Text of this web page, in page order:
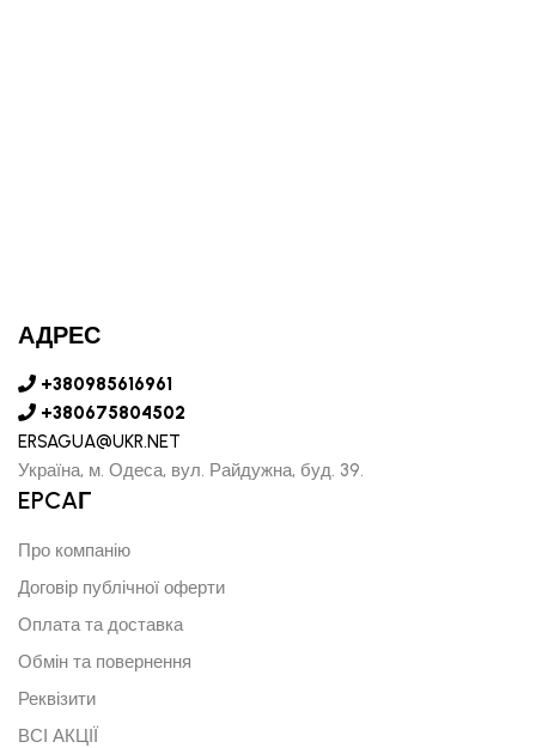
АДРЕС
+380985616961
+380675804502
ERSAGUA@UKR.NET
Україна, м. Одеса, вул. Райдужна, буд. 39.
EPCAГ
Про компанію
Договір публічної оферти
Оплата та доставка
Обмін та повернення
Реквізити
ВСІ АКЦІЇ